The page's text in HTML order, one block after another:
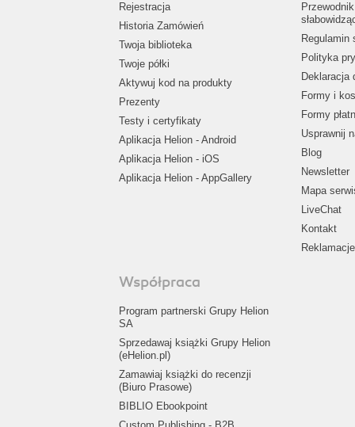
Rejestracja
Historia Zamówień
Twoja biblioteka
Twoje półki
Aktywuj kod na produkty
Prezenty
Testy i certyfikaty
Aplikacja Helion - Android
Aplikacja Helion - iOS
Aplikacja Helion - AppGallery
Regulamin
Polityka
Deklaracja
Formy i
Formy
Usprawnij
Blog
Newsletter
Mapa
LiveChat
Kontakt
Współpraca
Program partnerski Grupy Helion
SA
Sprzedawaj książki Grupy Helion
(eHelion.pl)
Zamawiaj książki do recenzji
(Biuro Prasowe)
BIBLIO Ebookpoint